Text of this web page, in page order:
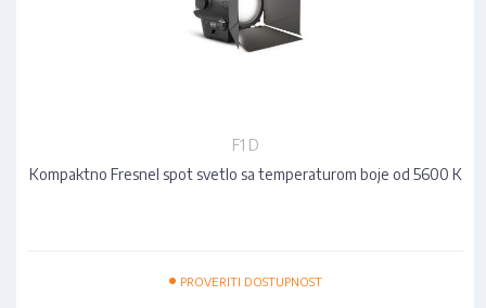
F1 D
Kompaktno Fresnel spot svetlo sa temperaturom boje od 5600 K
• PROVERITI DOSTUPNOST